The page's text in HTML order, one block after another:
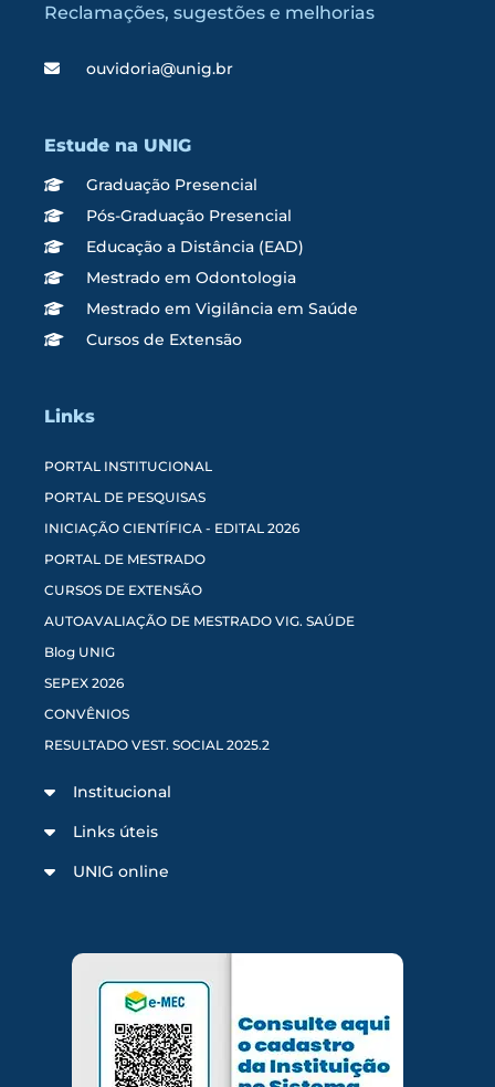
Reclamações, sugestões e melhorias
ouvidoria@unig.br
Estude na UNIG
Graduação Presencial
Pós-Graduação Presencial
Educação a Distância (EAD)
Mestrado em Odontologia
Mestrado em Vigilância em Saúde
Cursos de Extensão
Links
PORTAL INSTITUCIONAL
PORTAL DE PESQUISAS
INICIAÇÃO CIENTÍFICA - EDITAL 2026
PORTAL DE MESTRADO
CURSOS DE EXTENSÃO
AUTOAVALIAÇÃO DE MESTRADO VIG. SAÚDE
Blog UNIG
SEPEX 2026
CONVÊNIOS
RESULTADO VEST. SOCIAL 2025.2
Institucional
Links úteis
UNIG online